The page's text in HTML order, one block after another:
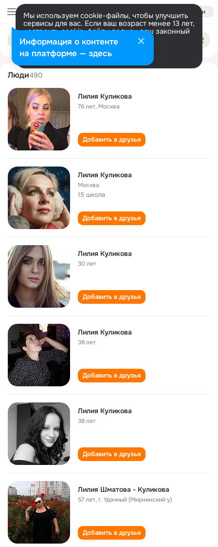
Войти
Мы используем cookie-файлы, чтобы улучшить
сервисы для вас. Если ваш возраст менее 13 лет,
настроить cookie-файлы должен ваш законный
представитель. Больше информации
Разрешить все Настроить
Поиск
людям
liliya kulikova
Люди490
Лилия Куликова
76 лет, Москва
Добавить в друзья
Лилия Куликова
Москва
15 школа
Добавить в друзья
Лилия Куликова
30 лет
Добавить в друзья
Лилия Куликова
38 лет
Добавить в друзья
Лилия Куликова
38 лет
Добавить в друзья
Лилия Шматова - Куликова
57 лет,г. Удачный (Мирнинский у)
Добавить в друзья
Информация о контенте
на платформе — здесь